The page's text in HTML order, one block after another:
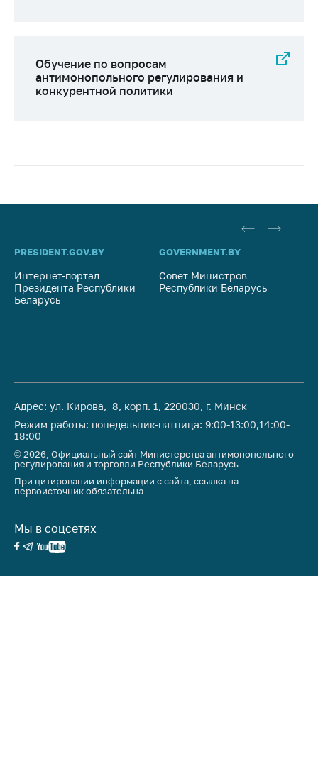
Обучение по вопросам
антимонопольного регулирования и
конкурентной политики
PRESIDENT.GOV.BY
Интернет-портал
Президента Республики
Беларусь
GOVERNMENT.BY
Совет Министров
Республики Беларусь
Адрес: ул. Кирова, 8, корп. 1, 220030, г. Минск
Режим работы: понедельник-пятница: 9:00-13:00,14:00-
18:00
© 2026, Официальный сайт Министерства антимонопольного
регулирования и торговли Республики Беларусь
При цитировании информации с сайта, ссылка на
первоисточник обязательна
Мы в соцсетях